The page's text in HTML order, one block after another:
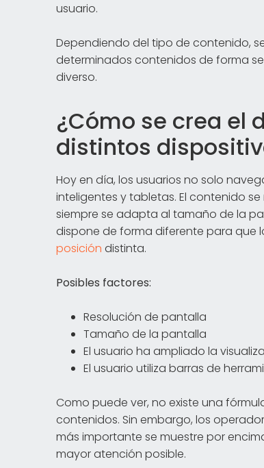
usuario.
Dependiendo del tipo de contenido,
determinados contenidos de forma
diverso.
¿Cómo se crea el
distintos
Hoy en día, los usuarios no solo
inteligentes y tabletas. El contenido
siempre se adapta al tamaño de la
dispone de forma diferente para que
posición distinta.
Posibles factores:
Resolución de pantalla
Tamaño de la pantalla
El usuario ha ampliado la
El usuario utiliza barras de
Como puede ver, no existe una
contenidos. Sin embargo, los
más importante se muestre por
mayor atención posible.